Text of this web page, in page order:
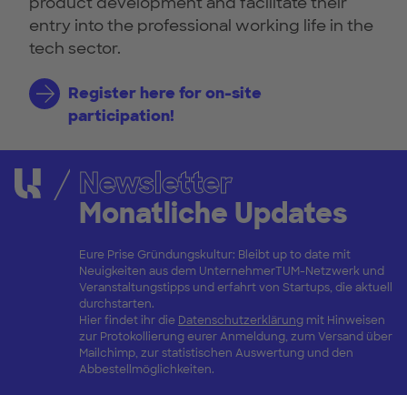
entry into the professional working life in the
tech sector.
Register here for on-site
participation!
Newsletter
Monatliche Updates
Eure Prise Gründungskultur: Bleibt up to date mit
Neuigkeiten aus dem UnternehmerTUM-Netzwerk und
Veranstaltungstipps und erfahrt von Startups, die aktuell
durchstarten.
Hier findet ihr die Datenschutzerklärungmit Hinweisen
zur Protokollierung eurer Anmeldung, zum Versand über
Mailchimp, zur statistischen Auswertung und den
Abbestellmöglichkeiten.